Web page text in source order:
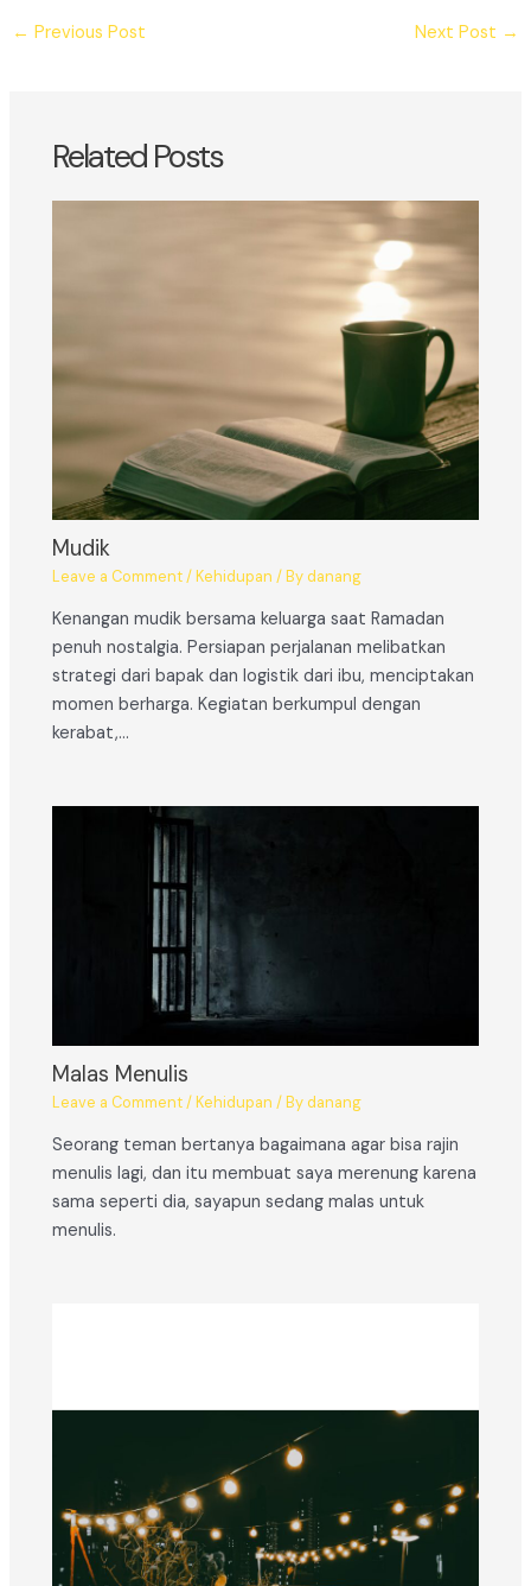
← Previous Post Next Post →
Related Posts
Mudik
Leave a Comment/Kehidupan / By danang
Kenangan mudik bersama keluarga saat Ramadan
penuh nostalgia. Persiapan perjalanan melibatkan
strategi dari bapak dan logistik dari ibu, menciptakan
momen berharga. Kegiatan berkumpul dengan
kerabat,…
Malas Menulis
Leave a Comment/Kehidupan / By danang
Seorang teman bertanya bagaimana agar bisa rajin
menulis lagi, dan itu membuat saya merenung karena
sama seperti dia, sayapun sedang malas untuk
menulis.